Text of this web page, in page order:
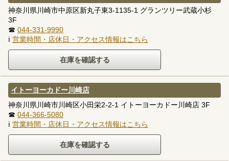
神奈川県川崎市中原区新丸子東3-1135-1 グランツリー武蔵小杉
3F
☎ 044-331-9990
ℹ 営業時間・店休日・アクセス情報はこちら
イトーヨーカドー川崎店
神奈川県川崎市川崎区小田栄2-2-1 イトーヨーカドー川崎店 3F
☎ 044-366-5080
ℹ 営業時間・店休日・アクセス情報はこちら